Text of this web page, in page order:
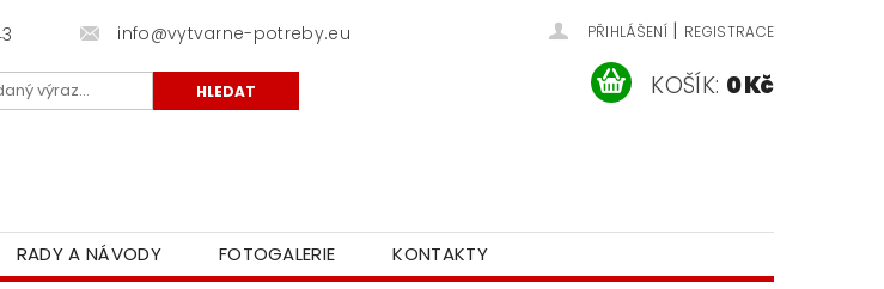
info@vytvarne-potreby.eu PŘIHLÁŠENÍ | REGISTRACE
KOŠÍK: 0 Kč
RADY A NÁVODY FOTOGALERIE KONTAKTY